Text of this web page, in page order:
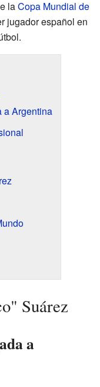
laCopa Mundial de
jugador español en
a Argentina
Suárez
a